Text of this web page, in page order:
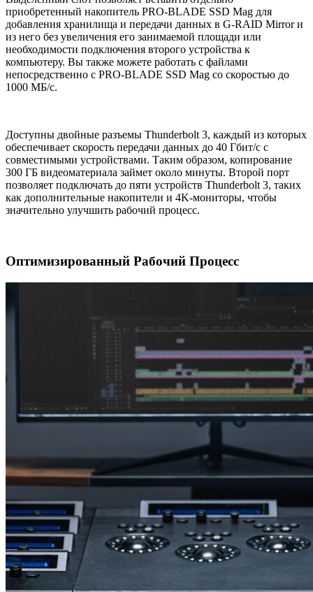
приобретенный накопитель PRO-BLADE SSD Mag для
добавления хранилища и передачи данных в G-RAID Mirror и
из него без увеличения его занимаемой площади или
необходимости подключения второго устройства к
компьютеру. Вы также можете работать с файлами
непосредственно с PRO-BLADE SSD Mag со скоростью до
1000 МБ/с.
Доступны двойные разъемы Thunderbolt 3, каждый из которых
обеспечивает скорость передачи данных до 40 Гбит/с с
совместимыми устройствами. Таким образом, копирование
300 ГБ видеоматериала займет около минуты. Второй порт
позволяет подключать до пяти устройств Thunderbolt 3, таких
как дополнительные накопители и 4K-мониторы, чтобы
значительно улучшить рабочий процесс.
Оптимизированный Рабочий Процесс